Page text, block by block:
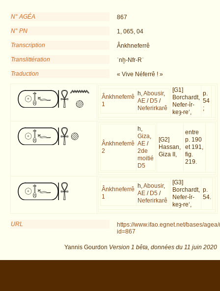
N° AGÉA
867
N° PN
1, 065, 04
Transcription
Ânkhneferrê
Translittération
ʿnḫ-Nfr-Rʿ
Traduction
« Vive Néferrê ! »
Ânkhneferrê
1
h,Abousir,
AE / D5 /
Neferirkarê
[G1]
Borchardt,
Nefer-ỉr-
keȝ-re‘,
p.
54
;
Ânkhneferrê
2
h,
Giza
AE /
2de
moitié
D5
[G2]
Hassan,
Giza II,
entre
p. 190
et 191,
fig.
219.
Ânkhneferrê
1
h,Abousir,
AE / D5 /
Neferirkarê
[G3]
Borchardt,
Nefer-ỉr-
keȝ-re‘,
p.
54.
URL
https://www.ifao.egnet.net/bases/
id=867
Yannis Gourdon Version 1 bêta, données du 11 juin 2020